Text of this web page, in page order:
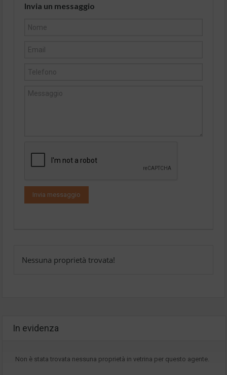
Invia un messaggio
Nessuna proprietà trovata!
In evidenza
Non è stata trovata nessuna proprietà in vetrina per questo agente.